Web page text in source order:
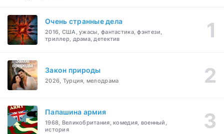
Очень странные дела
2016, США, ужасы, фантастика, фэнтези,
триллер, драма, детектив
Закон природы
2026, Турция, мелодрама
Папашина армия
1968, Великобритания, комедия, военный,
история